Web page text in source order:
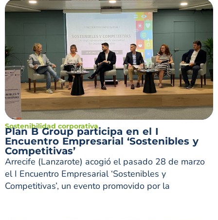
Sostenibilidad corporativa
Plan B Group participa en el I
Encuentro Empresarial ‘Sostenibles y
Competitivas’
Arrecife (Lanzarote) acogió el pasado 28 de marzo
el I Encuentro Empresarial ‘Sostenibles y
Competitivas’, un evento promovido por la